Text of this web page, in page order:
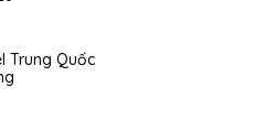
Trung Quốc